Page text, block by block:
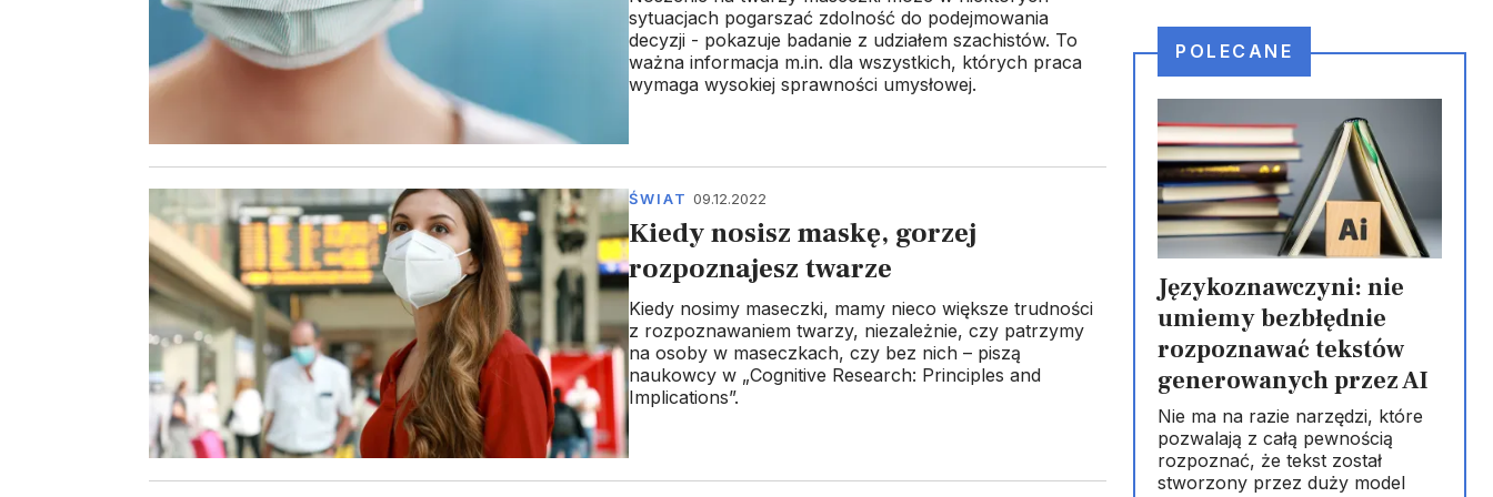
sytuacjach pogarszać zdolność do podejmowania
decyzji - pokazuje badanie z udziałem szachistów. To
ważna informacja m.in. dla wszystkich, których praca
wymaga wysokiej sprawności umysłowej.
ŚWIAT 09.12.2022
Kiedy nosisz maskę, gorzej
rozpoznajesz twarze
Kiedy nosimy maseczki, mamy nieco większe trudności
z rozpoznawaniem twarzy, niezależnie, czy patrzymy
na osoby w maseczkach, czy bez nich – piszą
naukowcy w „Cognitive Research: Principles and
Implications”.
POLECANE
Językoznawczyni: nie
umiemy bezbłędnie
rozpoznawać tekstów
generowanych przez AI
Nie ma na razie narzędzi, które
pozwalają z całą pewnością
rozpoznać, że tekst został
stworzony przez duży model